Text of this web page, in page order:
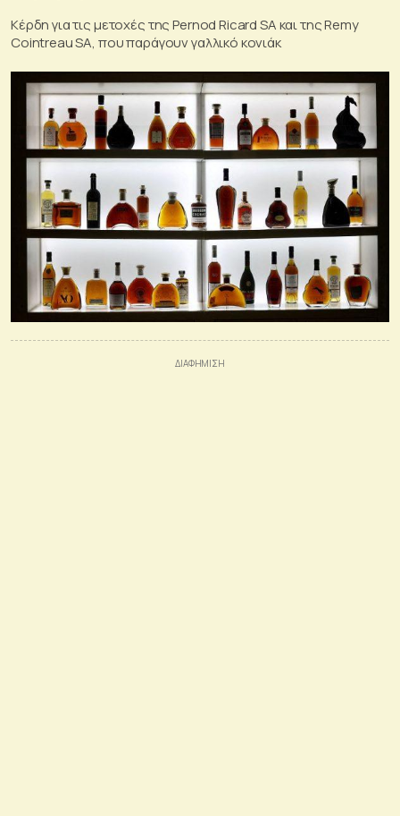
Κέρδη για τις μετοχές της Pernod Ricard SA και της Remy
Cointreau SA, που παράγουν γαλλικό κονιάκ